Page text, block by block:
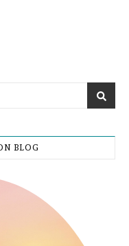
BLOG